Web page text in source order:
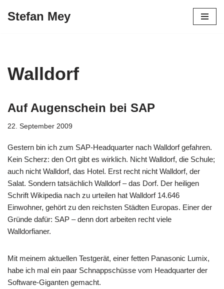
Stefan Mey
Walldorf
Auf Augenschein bei SAP
22. September 2009
Gestern bin ich zum SAP-Headquarter nach Walldorf gefahren.
Kein Scherz: den Ort gibt es wirklich. Nicht Walldorf, die Schule;
auch nicht Walldorf, das Hotel. Erst recht nicht Walldorf, der
Salat. Sondern tatsächlich Walldorf – das Dorf. Der heiligen
Schrift Wikipedia nach zu urteilen hat Walldorf 14.646
Einwohner, gehört zu den reichsten Städten Europas. Einer der
Gründe dafür: SAP – denn dort arbeiten recht viele
Walldorfianer.
Mit meinem aktuellen Testgerät, einer fetten Panasonic Lumix,
habe ich mal ein paar Schnappschüsse vom Headquarter der
Software-Giganten gemacht.